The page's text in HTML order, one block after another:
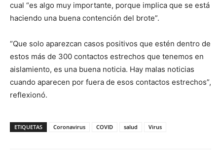
cual “es algo muy importante, porque implica que se está
haciendo una buena contención del brote”.
“Que solo aparezcan casos positivos que estén dentro de
estos más de 300 contactos estrechos que tenemos en
aislamiento, es una buena noticia. Hay malas noticias
cuando aparecen por fuera de esos contactos estrechos”,
reflexionó.
ETIQUETAS Coronavirus COVID salud Virus